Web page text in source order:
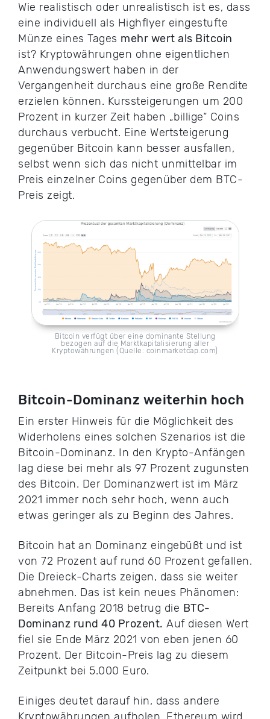
Wie realistisch oder unrealistisch ist es, dass
eine individuell als Highflyer eingestufte
Münze eines Tages mehr wert als Bitcoin
ist? Kryptowährungen ohne eigentlichen
Anwendungswert haben in der
Vergangenheit durchaus eine große Rendite
erzielen können. Kurssteigerungen um 200
Prozent in kurzer Zeit haben „billige“ Coins
durchaus verbucht. Eine Wertsteigerung
gegenüber Bitcoin kann besser ausfallen,
selbst wenn sich das nicht unmittelbar im
Preis einzelner Coins gegenüber dem BTC-
Preis zeigt.
Bitcoin verfügt über eine dominante Stellung
bezogen auf die Marktkapitalisierung aller
Kryptowährungen (Quelle: coinmarketcap.com)
Bitcoin-Dominanz weiterhin hoch
Ein erster Hinweis für die Möglichkeit des
Widerholens eines solchen Szenarios ist die
Bitcoin-Dominanz. In den Krypto-Anfängen
lag diese bei mehr als 97 Prozent zugunsten
des Bitcoin. Der Dominanzwert ist im März
2021 immer noch sehr hoch, wenn auch
etwas geringer als zu Beginn des Jahres.
Bitcoin hat an Dominanz eingebüßt und ist
von 72 Prozent auf rund 60 Prozent gefallen.
Die Dreieck-Charts zeigen, dass sie weiter
abnehmen. Das ist kein neues Phänomen:
Bereits Anfang 2018 betrug die BTC-
Dominanz rund 40 Prozent. Auf diesen Wert
fiel sie Ende März 2021 von eben jenen 60
Prozent. Der Bitcoin-Preis lag zu diesem
Zeitpunkt bei 5.000 Euro.
Einiges deutet darauf hin, dass andere